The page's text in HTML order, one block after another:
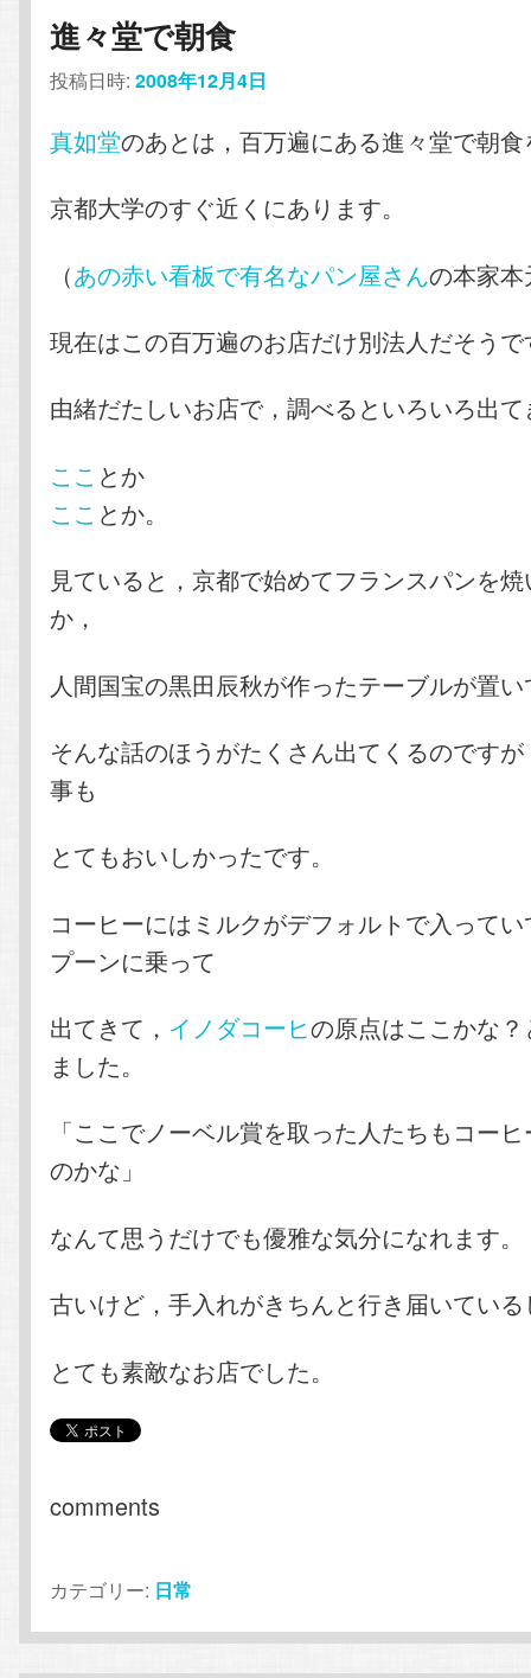
進々堂で朝食
投稿日時:2008年12月4日
真如堂のあとは，百万遍にある進々堂で朝
京都大学のすぐ近くにあります。
（あの赤い看板で有名なパン屋さんの本家
現在はこの百万遍のお店だけ別法人だそう
由緒だたしいお店で，調べるといろいろ出
ここ とか
ここ とか。
見ていると，京都で始めてフランスパンを
か，
人間国宝の黒田辰秋が作ったテーブルが置
そんな話のほうがたくさん出てくるのです
事も
とてもおいしかったです。
コーヒーにはミルクがデフォルトで入って
プーンに乗って
出てきて， イノダコーヒの原点はここかな
ました。
「ここでノーベル賞を取った人たちもコー
のかな」
なんて思うだけでも優雅な気分になれます。
古いけど，手入れがきちんと行き届いている
とても素敵なお店でした。
comments
カテゴリー: 日常